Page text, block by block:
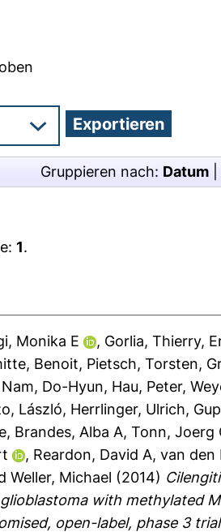
Gruppieren nach: Datum
1.
Monika E , Gorlia, Thierry,
Benoit, Pietsch, Torsten,
Nam, Do-Hyun, Hau, Peter,
László, Herrlinger, Ulrich,
, Brandes, Alba A, Tonn, Joerg
, Reardon, David A, van den
Weller, Michael (2014)
with methylated
open-label, phase 3